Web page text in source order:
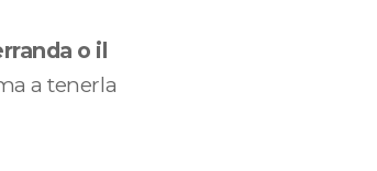
o il
a tenerla